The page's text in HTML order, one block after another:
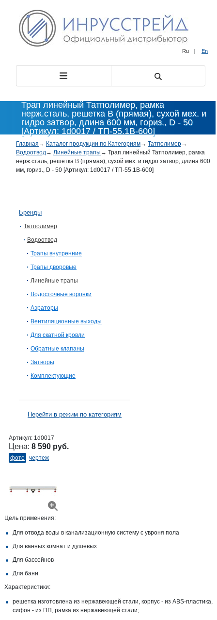
Ru | En
Трап линейный Татполимер, рамка
нерж.сталь, решетка В (прямая), сухой мех. и
гидро затвор, длина 600 мм, гориз., D - 50
[Артикул: 1d0017 / ТП-55.1B-600]
Главная → Каталог продукции по Категориям→ Татполимер→
Водоотвод→ Линейные трапы → Трап линейный Татполимер, рамка
нерж.сталь, решетка В (прямая), сухой мех. и гидро затвор, длина 600
мм, гориз., D - 50 [Артикул: 1d0017 / ТП-55.1B-600]
Бренды
Татполимер
Водоотвод
Трапы внутренние
Трапы дворовые
Линейные трапы
Водосточные воронки
Аэраторы
Вентиляционные выходы
Для скатной кровли
Обратные клапаны
Затворы
Комплектующие
Перейти в режим по категориям
Артикул: 1d0017
Цена: 8 590 руб.
фото чертеж
Цель применения:
Для отвода воды в канализационную систему с увроня пола
Для ванных комнат и душевых
Для бассейнов
Для бани
Характеристики:
решетка изготовлена из нержавеющей стали, корпус - из ABS-пластика,
сифон - из ПП, рамка из нержавеющей стали;